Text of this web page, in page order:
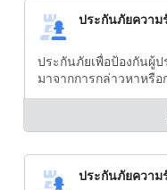
ประกันภัยควา
ประกันภัยเพื่อป้องกันผู้
มาจากการกล่าวหาหรื
ประกันภัยควา